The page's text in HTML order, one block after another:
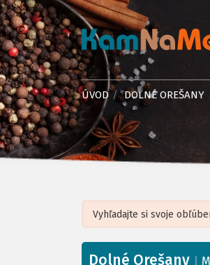
ÚVOD DOLNÉ OREŠANY
+
Dolné Orešany